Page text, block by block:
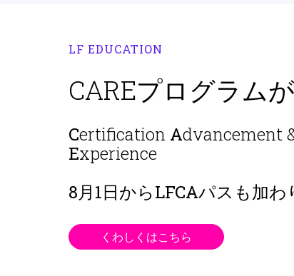
LF EDUCATION
CAREプログラム
Certification Advancement
Experience
8月1日からLFCAパスも加わ
くわしくはこちら